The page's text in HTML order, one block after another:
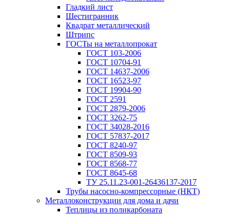
Гладкий лист
Шестигранник
Квадрат металлический
Штрипс
ГОСТы на металлопрокат
ГОСТ 103-2006
ГОСТ 10704-91
ГОСТ 14637-2006
ГОСТ 16523-97
ГОСТ 19904-90
ГОСТ 2591
ГОСТ 2879-2006
ГОСТ 3262-75
ГОСТ 34028-2016
ГОСТ 57837-2017
ГОСТ 8240-97
ГОСТ 8509-93
ГОСТ 8568-77
ГОСТ 8645-68
ТУ 25.11.23-001-26436137-2017
Трубы насосно-компрессорные (НКТ)
Металлоконструкции для дома и дачи
Теплицы из поликарбоната